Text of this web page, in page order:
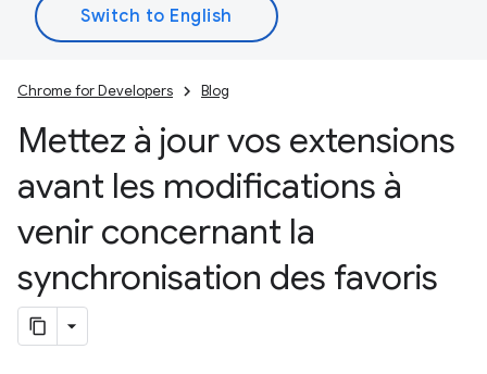
Chrome for Developers Blog
Mettez à jour vos extensions
avant les modifications à
venir concernant la
synchronisation des favoris